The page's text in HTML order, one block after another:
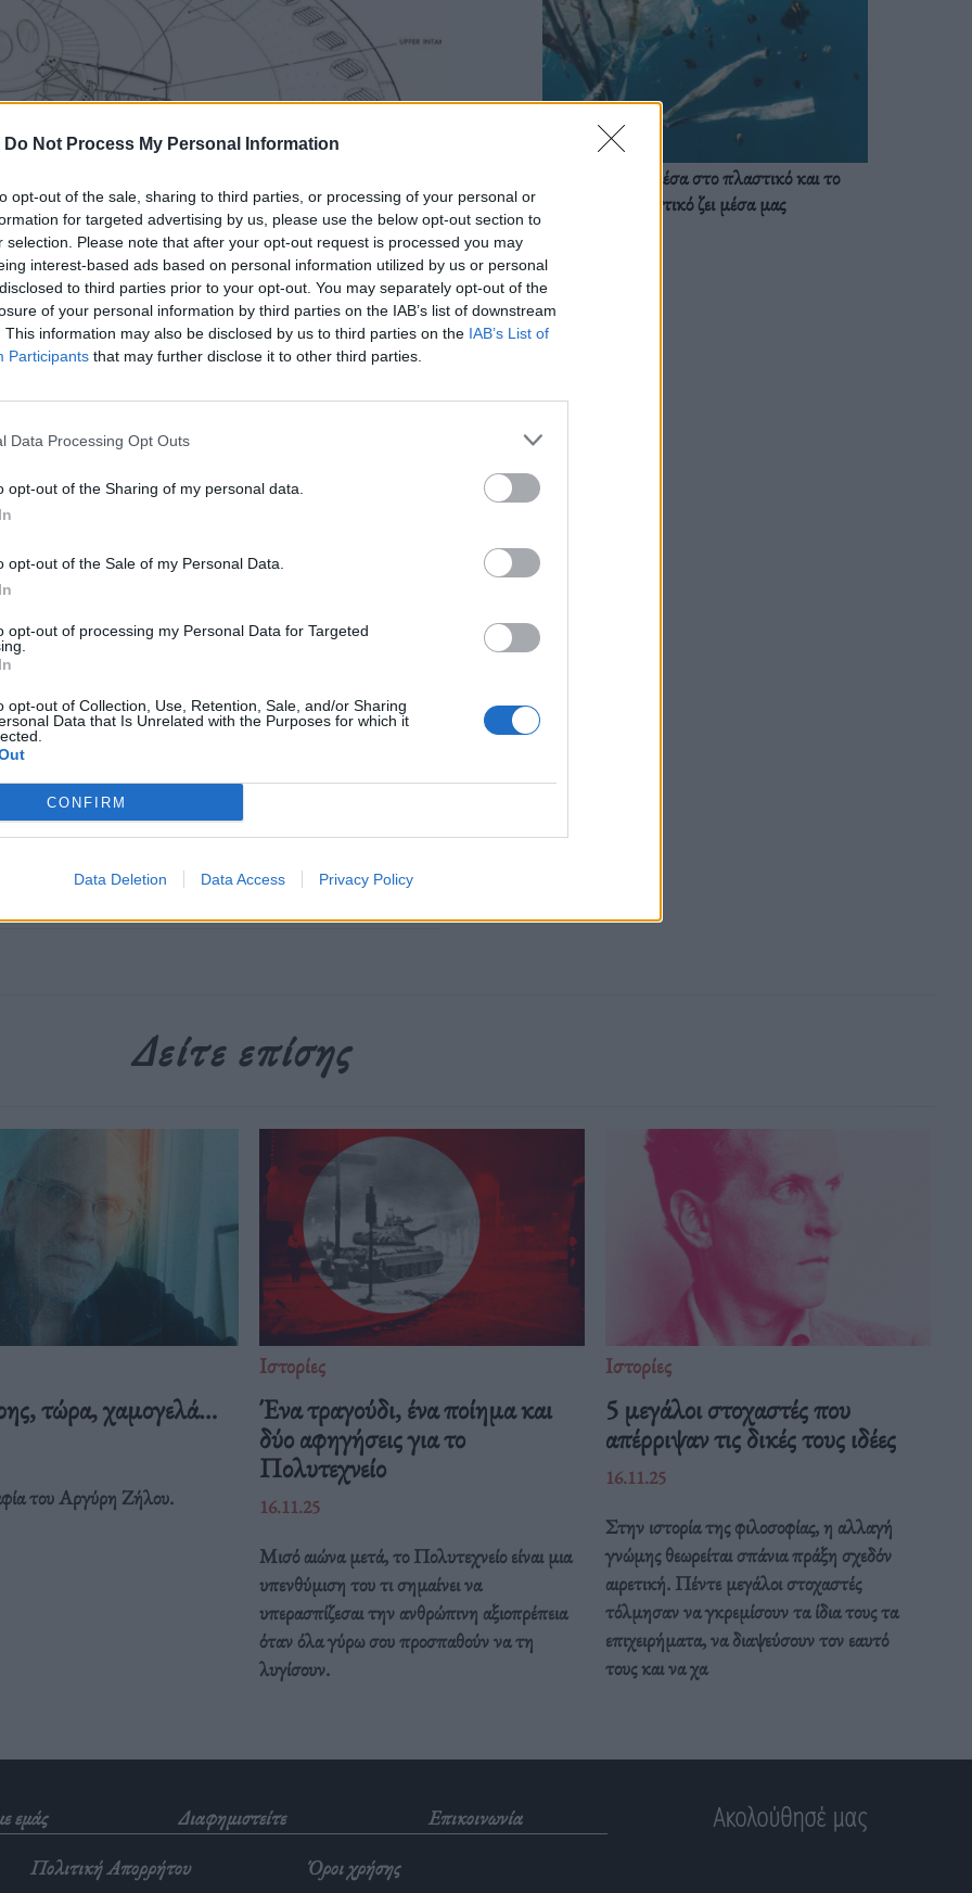
Do Not Process My Personal Information
opt-out of the sale, sharing to third parties, or processing of your personal or
for targeted advertising by us, please use the below opt-out section to
selection. Please note that after your opt-out request is processed you may
interest-based ads based on personal information utilized by us or personal
to third parties prior to your opt-out. You may separately opt-out of the
of your personal information by third parties on the IAB’s list of downstream
This information may also be disclosed by us to third parties on the IAB’s List of
Participants that may further disclose it to other third parties.
Data Processing Opt Outs
opt-out of the Sharing of my personal data.
opt-out of the Sale of my Personal Data.
opt-out of processing my Personal Data for Targeted
opt-out of Collection, Use, Retention, Sale, and/or Sharing
Data that Is Unrelated with the Purposes for which it
CONFIRM
Data Deletion Data Access Privacy Policy
ιπτάμενων δίσκων μέχρι ατομικές
αποχαρακτηρισμένα στρατιωτικά
→
Επιχείρηση Washtub, Επιχείρηση Συνδετήρας,ΗΠΑ ,Καναδάς
Ζούμε ήδη μέσα στο πλαστικό και το
πλαστικό ζει μέσα μας
Δείτε επίσης
τώρα, χαμογελά…
του Αργύρη Ζήλου.
Ιστορίες
Ένα τραγούδι, ένα ποίημα και
δύο αφηγήσεις για το
Πολυτεχνείο
16.11.25
Μισό αιώνα μετά, το Πολυτεχνείο είναι μια
υπενθύμιση του τι σημαίνει να
υπερασπίζεσαι την ανθρώπινη αξιοπρέπεια
όταν όλα γύρω σου προσπαθούν να τη
λυγίσουν.
Ιστορίες
5 μεγάλοι στοχαστές που
απέρριψαν τις δικές τους ιδέες
16.11.25
Στην ιστορία της φιλοσοφίας, η αλλαγή
γνώμης θεωρείται σπάνια πράξη σχεδόν
αιρετική. Πέντε μεγάλοι στοχαστές
τόλμησαν να γκρεμίσουν τα ίδια τους τα
επιχειρήματα, να διαψεύσουν τον εαυτό
τους και να χα
εμάς Διαφημιστείτε
Επικοινωνία
Πολιτική Απορρήτου
Όροι χρήσης
Ακολούθησέ μας